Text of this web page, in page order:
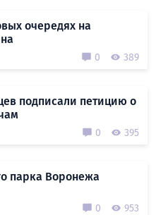
очередях на
0 389
подписали петицию о
0 395
парка Воронежа
0 953